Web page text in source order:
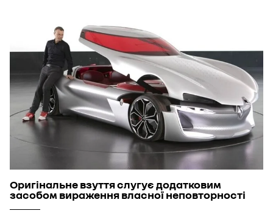
Оригінальне взуття слугує додатковим
засобом вираження власної неповторності